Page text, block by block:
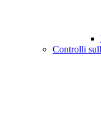
Controlli